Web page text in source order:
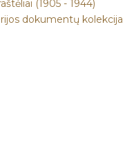
(1905 - 1944)
dokumentų kolekcija